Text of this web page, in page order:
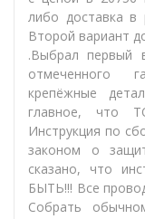
либо доставка в
Второй вариант
.Выбрал первый
отмеченного
крепёжные
главное, что
Инструкция по
законом о
сказано, что
БЫТЬ!!! Все
Собрать